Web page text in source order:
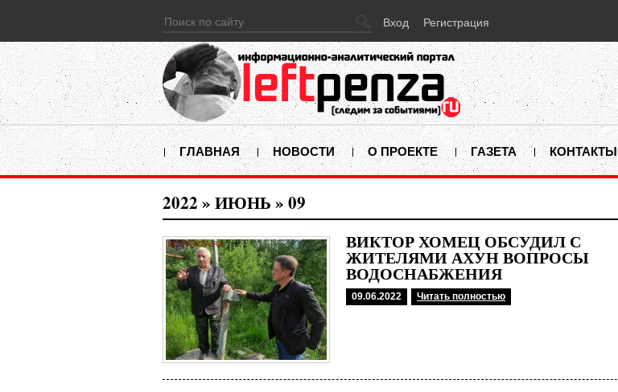
Вход Регистрация
ГЛАВНАЯ НОВОСТИ О ПРОЕКТЕ ГАЗЕТА КОНТАКТЫ
2022 » ИЮНЬ » 09
ВИКТОР ХОМЕЦ ОБСУДИЛ С
ЖИТЕЛЯМИ АХУН ВОПРОСЫ
ВОДОСНАБЖЕНИЯ
09.06.2022 Читать полностью